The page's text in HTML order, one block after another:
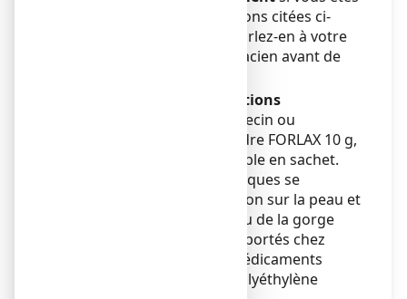
atteint par l’une des affections citées ci-
dessus. En cas de doute, parlez-en à votre
médecin ou à votre pharmacien avant de
Avertissements et précautions
Adressez-vous à votre médecin ou
pharmacien avant de prendre FORLAX 10 g,
poudre pour solution buvable en sachet.
Des cas de réactions allergiques se
manifestant par une éruption sur la peau et
un gonflement du visage ou de la gorge
(angio-œdème) ont été rapportés chez
l’adulte après la prise de médicaments
contenant du macrogol (polyéthylène